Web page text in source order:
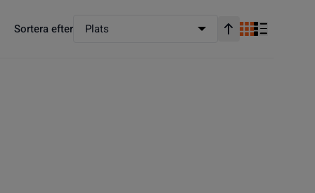
Sortera efter Plats Stigande ordning